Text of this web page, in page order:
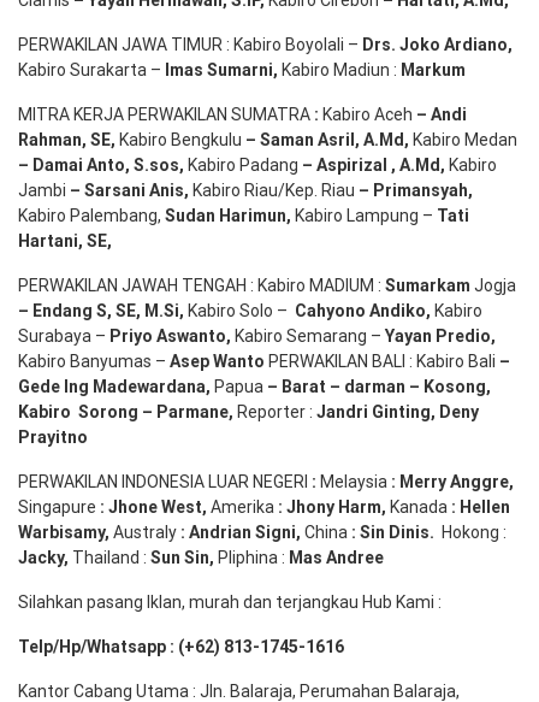
PERWAKILAN JAWA TIMUR : Kabiro Boyolali – Drs. Joko Ardiano,
Kabiro Surakarta – Imas Sumarni, Kabiro Madiun : Markum
MITRA KERJA PERWAKILAN SUMATRA : Kabiro Aceh – Andi
Rahman, SE, Kabiro Bengkulu – Saman Asril, A.Md, Kabiro Medan
– Damai Anto, S.sos, Kabiro Padang – Aspirizal , A.Md, Kabiro
Jambi – Sarsani Anis, Kabiro Riau/Kep. Riau – Primansyah,
Kabiro Palembang, Sudan Harimun, Kabiro Lampung – Tati
Hartani, SE,
PERWAKILAN JAWAH TENGAH : Kabiro MADIUM : Sumarkam Jogja
– Endang S, SE, M.Si, Kabiro Solo – Cahyono Andiko, Kabiro
Surabaya – Priyo Aswanto, Kabiro Semarang – Yayan Predio,
Kabiro Banyumas – AsepWanto PERWAKILAN BALI : Kabiro Bali –
Gede Ing Madewardana, Papua – Barat – darman – Kosong,
Kabiro Sorong – Parmane, Reporter : Jandri Ginting, Deny
Prayitno
PERWAKILAN INDONESIA LUAR NEGERI : Melaysia : MerryAnggre,
Singapure : JhoneWest, Amerika : Jhony Harm, Kanada : Hellen
Warbisamy, Australy : Andrian Signi, China : Sin Dinis. Hokong :
Jacky, Thailand : Sun Sin, Pliphina : Mas Andree
Silahkan pasang Iklan, murah dan terjangkau Hub Kami :
Telp/Hp/Whatsapp : (+62) 813-1745-1616
Kantor Cabang Utama : Jln. Balaraja, Perumahan Balaraja,